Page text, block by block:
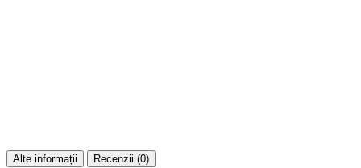
Alte informații Recenzii (0)